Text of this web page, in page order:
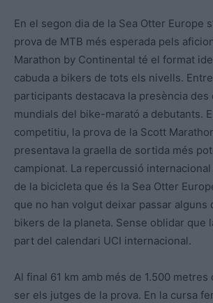
En el segon dia de la Sea Otter Europe
prova de MTB més esperada pels
Marathon by Continental té el format
cabuda a bikers de tots els nivells.
participants destacava la presència des
mundials del bike-marató a debutants.
competitiu, la prova de la Scott
presentava la graella de sortida més
campionat. La repercussió
de la bicicleta que és la Sea Otter
que no han volgut deixar passar alguns
bikers de la planeta. Sense oblidar que
part del calendari UCI internacional.
Al final 61 km amb més de 1.500
ser els jutges de la prova. En la cursa